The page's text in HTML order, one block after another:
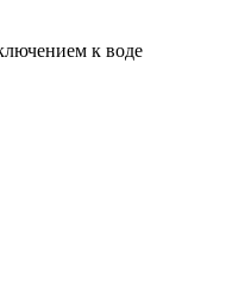
к воде